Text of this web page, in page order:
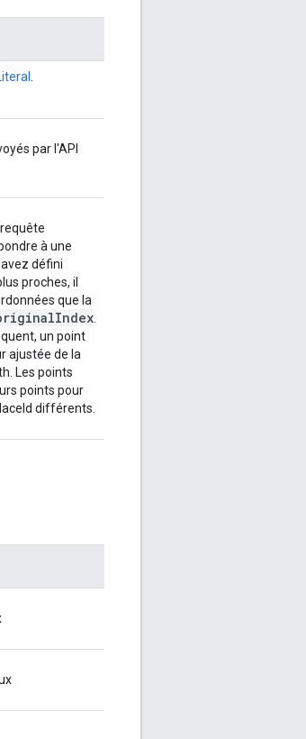
par l'API
à une
défini
proches, il
que la
un point
ajustée de la
Les points
points pour
différents.